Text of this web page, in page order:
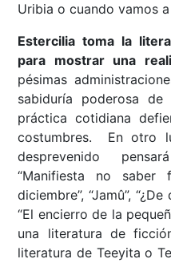
Uribia o cuando vamos
Estercilia toma la
para mostrar una
pésimas
sabiduría poderosa
práctica cotidiana
costumbres. En otro
desprevenido
“Manifiesta no saber
diciembre”, “Jamû”,
“El encierro de la
una literatura de
literatura de Teeyita o